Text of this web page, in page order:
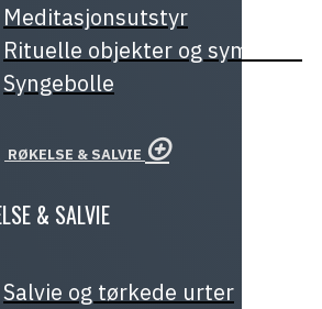
Meditasjonsutstyr
Rituelle objekter og symboler
Syngebolle
RØKELSE & SALVIE
& SALVIE
Salvie og tørkede urter